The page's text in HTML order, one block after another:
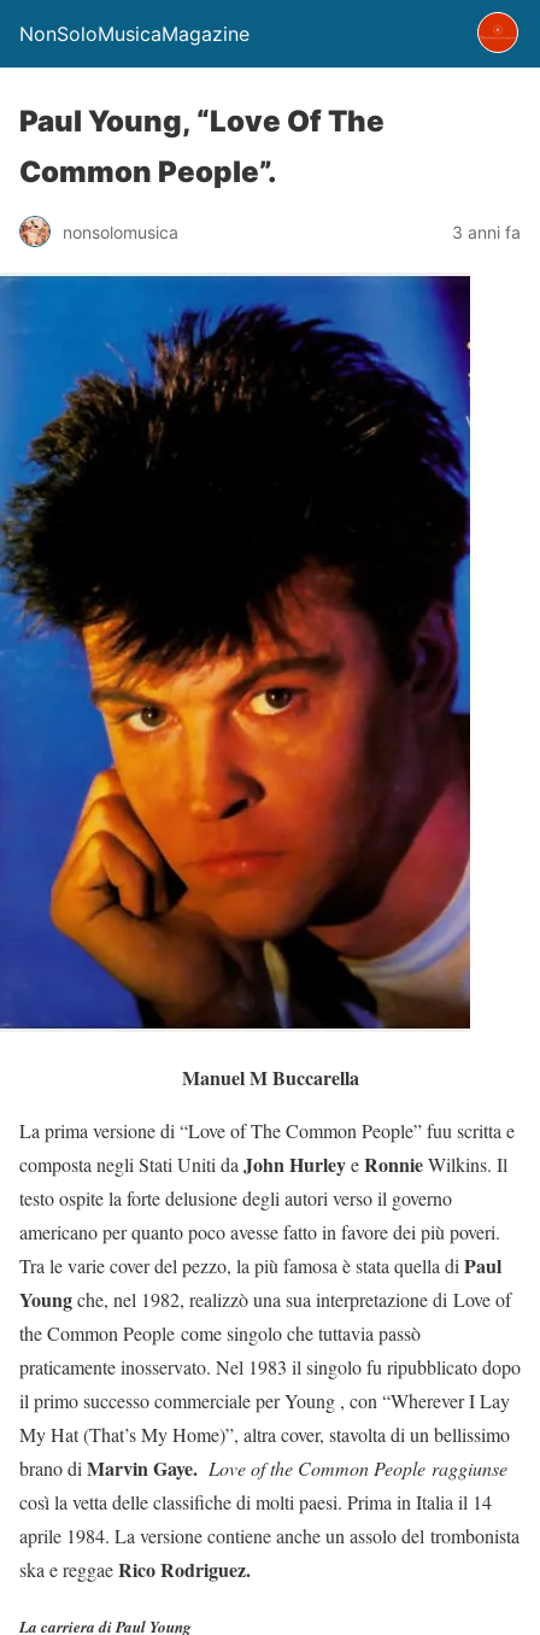
NonSoloMusicaMagazine
Paul Young, “Love Of The
Common People”.
nonsolomusica 3 anni fa
Manuel M Buccarella
La prima versione di “Love of The Common People” fuu scritta e
composta negli Stati Uniti da John HurleyeRonnieWilkins. Il
testo ospite la forte delusione degli autori verso il governo
americano per quanto poco avesse fatto in favore dei più poveri.
Tra le varie cover del pezzo, la più famosa è stata quella di Paul
Youngche, nel 1982, realizzò una sua interpretazione di Love of
the Common People come singolo che tuttavia passò
praticamente inosservato. Nel 1983 il singolo fu ripubblicato dopo
il primo successo commerciale per Young , con “Wherever I Lay
My Hat (That’s My Home)”, altra cover, stavolta di un bellissimo
brano di Marvin Gaye. Love of the Common People raggiunse
così la vetta delle classifiche di molti paesi. Prima in Italia il 14
aprile 1984. La versione contiene anche un assolo del trombonista
ska e reggaeRico Rodriguez.
La carriera di Paul Young